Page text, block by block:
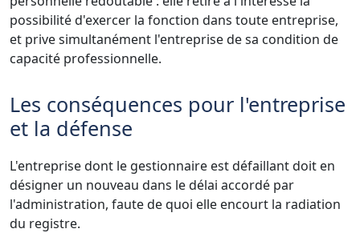
possibilité d'exercer la fonction dans toute entreprise,
et prive simultanément l'entreprise de sa condition de
capacité professionnelle.
Les conséquences pour l'entreprise
et la défense
L'entreprise dont le gestionnaire est défaillant doit en
désigner un nouveau dans le délai accordé par
l'administration, faute de quoi elle encourt la radiation
du registre.